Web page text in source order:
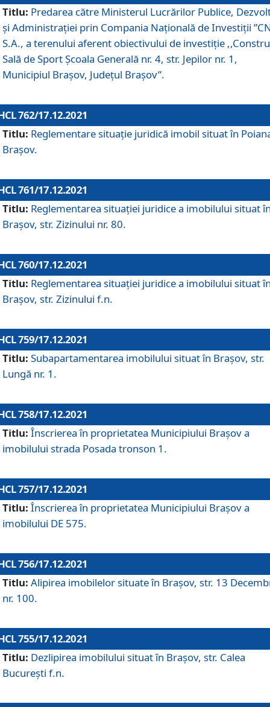
Titlu: Predarea către Ministerul Lucrărilor Publice,
și Administrației prin Compania Naţională de Investiţii
S.A., a terenului aferent obiectivului de investiție
Sală de Sport Școala Generală nr. 4, str. Jepilor nr. 1,
Municipiul Brașov, Județul Brașov”.
762/17.12.2021
Titlu: Reglementare situație juridică imobil situat în
Brașov.
761/17.12.2021
Titlu: Reglementarea situației juridice a imobilului situat
Brașov, str. Zizinului nr. 80.
760/17.12.2021
Titlu: Reglementarea situației juridice a imobilului situat
Brașov, str. Zizinului f.n.
759/17.12.2021
Titlu: Subapartamentarea imobilului situat în Brașov, str.
Lungă nr. 1.
758/17.12.2021
Titlu: Înscrierea în proprietatea Municipiului Brașov a
imobilului strada Posada tronson 1.
757/17.12.2021
Titlu: Înscrierea în proprietatea Municipiului Brașov a
imobilului DE 575.
756/17.12.2021
Titlu: Alipirea imobilelor situate în Brașov, str. 13
nr. 100.
755/17.12.2021
Titlu: Dezlipirea imobilului situat în Brașov, str. Calea
București f.n.